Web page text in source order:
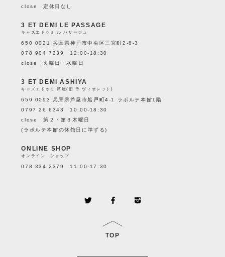
close 定休日なし
3 ET DEMI LE PASSAGE
キャズエドゥミ ル パサージュ
650 0021 兵庫県神戸市中央区三宮町2-8-3
078 904 7339 12:00-18:30
close 火曜日・水曜日
3 ET DEMI ASHIYA
キャズエドゥミ 芦屋(旧 ラ ヴィオレット)
659 0093 兵庫県芦屋市船戸町4-1 ラポルテ本館1階
0797 26 6343 10:00-18:30
close 第２・第３木曜日
(ラポルテ本館の休館日に準ずる)
ONLINE SHOP
オンライン ショップ
078 334 2379 11:00-17:30
TOP